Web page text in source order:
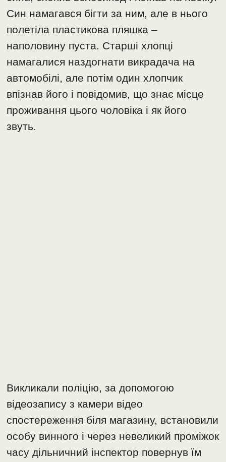
Син намагався бігти за ним, але в нього
полетіла пластикова пляшка –
наполовину пуста. Старші хлопці
намагалися наздогнати викрадача на
автомобілі, але потім один хлопчик
впізнав його і повідомив, що знає місце
проживання цього чоловіка і як його
звуть.
Викликали поліцію, за допомогою
відеозапису з камери відео
спостереження біля магазину, встановили
особу винного і через невеликий проміжок
часу дільничний інспектор повернув їм